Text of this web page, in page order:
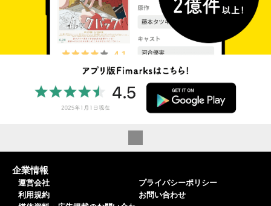
企業情報
運営会社
利用規約
プライバシーポリシー
お問い合わせ